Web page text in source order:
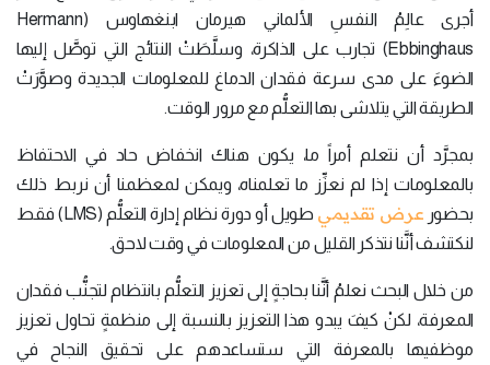
أجرى عالِمُ النفسِ الألماني هيرمان ابنغهاوس (Hermann
Ebbinghaus) تجارب على الذاكرة، وسلَّطَتْ النتائج التي توصَّل إليها
الضوءَ على مدى سرعة فقدان الدماغ للمعلومات الجديدة وصوَّرَتْ
الطريقة التي يتلاشى بها التعلُّم مع مرور الوقت.
بمجرَّد أن نتعلم أمراً ما، يكون هناك انخفاض حاد في الاحتفاظ
بالمعلومات إذا لم نعزِّز ما تعلمناه، ويمكن لمعظمنا أن نربط ذلك
بحضور عرض تقديمي
طويل أو دورة نظام إدارة التعلُّم (LMS) فقط
لنكتشف أنَّنا نتذكر القليل من المعلومات في وقت لاحق.
من خلال البحث نعلمُ أنَّنا بحاجةٍ إلى تعزيز التعلُّم بانتظام لتجنُّب فقدان
المعرفة، لكنْ كيفَ يبدو هذا التعزيز بالنسبة إلى منظمةٍ تحاول تعزيز
موظفيها بالمعرفة التي ستساعدهم على تحقيق النجاح في